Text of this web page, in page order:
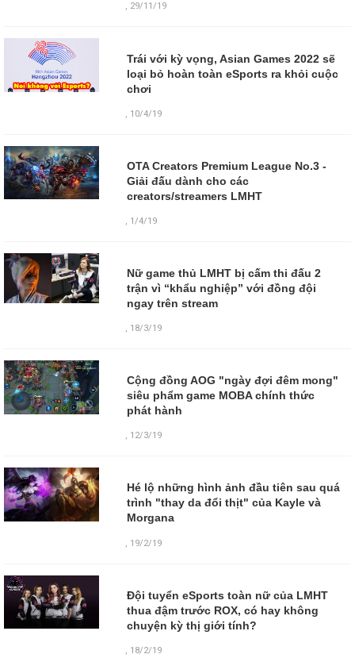
, 29/11/19
Trái với kỳ vọng, Asian Games 2022 sẽ
loại bỏ hoàn toàn eSports ra khỏi cuộc
chơi
, 10/4/19
OTA Creators Premium League No.3 -
Giải đấu dành cho các
creators/streamers LMHT
, 1/4/19
Nữ game thủ LMHT bị cấm thi đấu 2
trận vì “khẩu nghiệp” với đồng đội
ngay trên stream
, 18/3/19
Cộng đồng AOG "ngày đợi đêm mong"
siêu phẩm game MOBA chính thức
phát hành
, 12/3/19
Hé lộ những hình ảnh đầu tiên sau quá
trình "thay da đổi thịt" của Kayle và
Morgana
19/2/19
Đội tuyển eSports toàn nữ của LMHT
thua đậm trước ROX, có hay không
chuyện kỳ thị giới tính?
, 18/2/19